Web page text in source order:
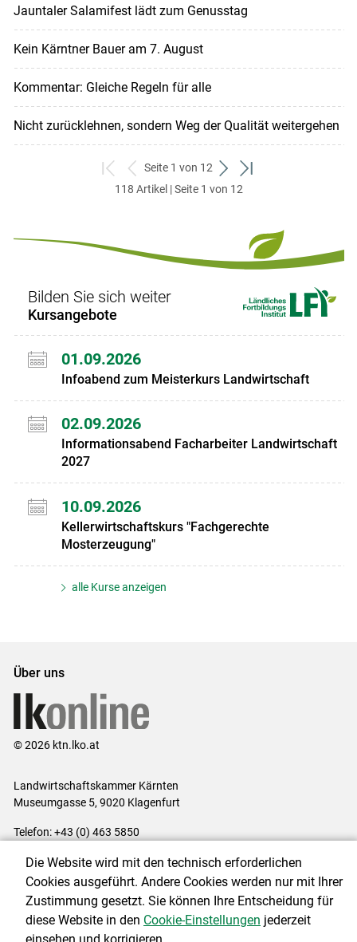
Jauntaler Salamifest lädt zum Genusstag
Kein Kärntner Bauer am 7. August
Kommentar: Gleiche Regeln für alle
Nicht zurücklehnen, sondern Weg der Qualität weitergehen
zum
ersten
zurück
zum
Seite 1 von 12
weiter
zum
zum
118 Artikel | Seite 1 von 12
Bilden Sie sich weiter
Kursangebote
01.09.2026
Infoabend zum Meisterkurs Landwirtschaft
02.09.2026
Informationsabend Facharbeiter Landwirtschaft
2027
10.09.2026
Kellerwirtschaftskurs "Fachgerechte
Mosterzeugung"
alle Kurse anzeigen
Über uns
© 2026 ktn.lko.at
Landwirtschaftskammer Kärnten
Museumgasse 5, 9020 Klagenfurt
Telefon: +43 (0) 463 5850
Impressum|Kontakt|Datenschutzerklärung|Barrierefreiheit|
Cookie-Einstellungen
Die Website wird mit den technisch erforderlichen
Cookies ausgeführt. Andere Cookies werden nur mit Ihrer
Zustimmung gesetzt. Sie können Ihre Entscheidung für
diese Website in den Cookie-Einstellungen jederzeit